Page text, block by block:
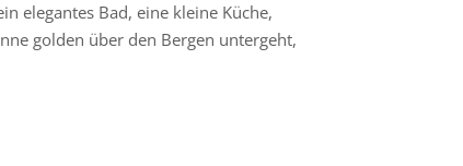
elegantes Bad, eine kleine Küche,
golden über den Bergen untergeht,